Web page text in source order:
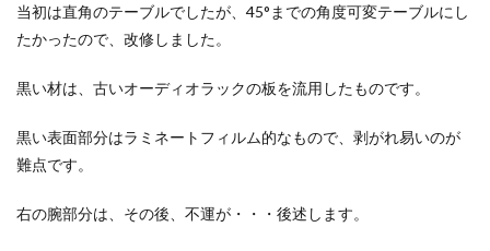
当初は直角のテーブルでしたが、45°までの角度可変テーブルにし
たかったので、改修しました。
黒い材は、古いオーディオラックの板を流用したものです。
黒い表面部分はラミネートフィルム的なもので、剥がれ易いのが
難点です。
右の腕部分は、その後、不運が・・・後述します。